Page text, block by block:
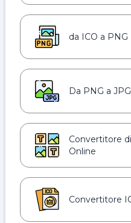
da ICO a PNG
Da PNG a JPG
Convertitore
Online
Convertitore